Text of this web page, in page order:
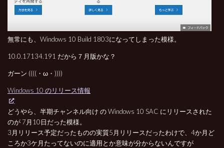
無常にも、Windows 10 Build 1803になってしまった模様。
10.0.17134.191 だから７月版かな？
ガーン ((((・ω・))))
Windows 10 のリリース情報
どうやら、半期チャンネル向け の Windows 10 SAC にリリースされた
のが 7月10日だった模様。
3月リリース予定だったものの実質5月リリースだったわけで、4か月ど
ころか3ケ月たってないのに適用とか意味が分からないんですが